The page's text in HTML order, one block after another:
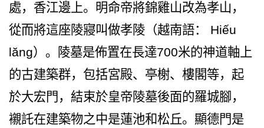
處，香江邊上。明命帝將錦雞山改為孝山，
從而將這座陵寢叫做孝陵（越南語： Hiếu
lăng）。陵墓是佈置在長達700米的神道軸上
的古建築群，包括宮殿、亭榭、樓閣等，起
於大宏門，結束於皇帝陵墓後面的羅城腳，
襯託在建築物之中是蓮池和松丘。顯德門是